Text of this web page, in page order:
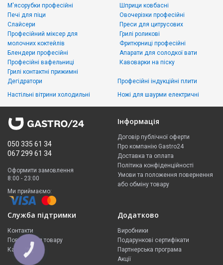
М'ясорубки професійні
Печі для піци
Слайсери
Шприци ковбасні
Овочерізки професійні
Преси для цитрусових
Професійний міксер для
молочних коктейлів
Блендери професійні
Професійні вафельниці
Грилі контактні прижимні
Грилі роликові
Фритюрниці професійні
Апарати для солодкої вати
Кавоварки на піску
Дегідратори
Настільні вітрини холодильні
Професійні індукційні плити
Ножі для шаурми електричні
050 335 61 34
067 299 61 34
Оформити замовлення
8:00 - 23:00
Ми приймаємо:
Інформація
Договір публічної оферти
Про компанію Gastro24
Доставка та оплата
Політика конфіденційності
Умови та положення повернення
або обміну товару
Служба підтримки
Контакти
Повернення товару
Карта сайту
Додатково
Виробники
Подарункові сертифікати
Партнерська програма
Акції
КНОПКА
ЗВ'ЯЗКУ